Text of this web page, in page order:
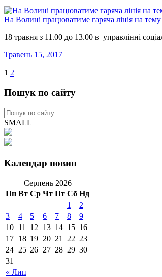
На Волині працюватиме гаряча лінія на тему
18 травня з 11.00 до 13.00 в управлінні
Травень 15, 2017
1 2
Пошук по сайту
SMALL
Календар новин
Серпень 2026
Пн Вт Ср Чт Пт Сб Нд
« Лип
1
2
3
4 5 6 7 8
9
10 11 12 13 14 15 16
17 18 19 20 21 22 23
24 25 26 27 28 29 30
31